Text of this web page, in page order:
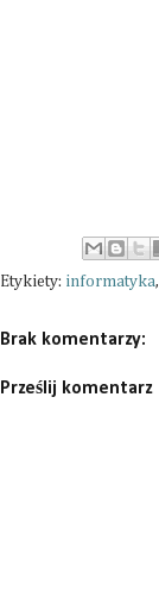
Etykiety: informatyka,
Brak komentarzy:
Prześlij komentarz